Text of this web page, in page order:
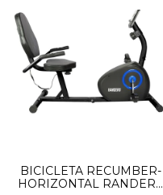
BICICLETA RECUMBER-
HORIZONTAL RANDERS